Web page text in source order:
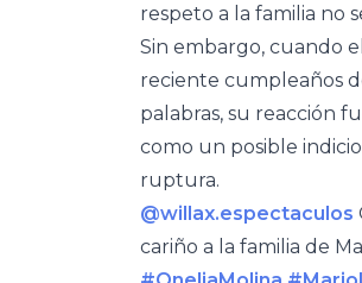
respeto a la familia no
Sin embargo, cuando
reciente cumpleaños
palabras, su reacción
como un posible
ruptura.
@willax.espectaculos
cariño a la familia de